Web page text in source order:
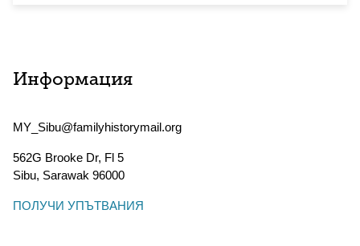
Информация
MY_Sibu@familyhistorymail.org
562G Brooke Dr, Fl 5
Sibu, Sarawak 96000
ПОЛУЧИ УПЪТВАНИЯ